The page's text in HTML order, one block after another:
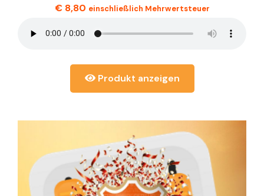
€8,80 einschließlich Mehrwertsteuer
Produkt anzeigen